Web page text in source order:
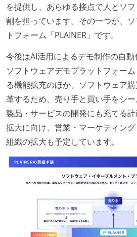
を提供し、あらゆる接点で人とソ
割を担っています。その一つが、
トフォーム「PLAINER」です。
今後はAI活用によるデモ制作の自
ソフトウェアデモプラットフォー
る機能拡充のほか、ソフトウェア
革するため、売り手と買い手をシ
製品・サービスの開発にも充てる
拡大に向け、営業・マーケティン
組織の拡大も予定しています。